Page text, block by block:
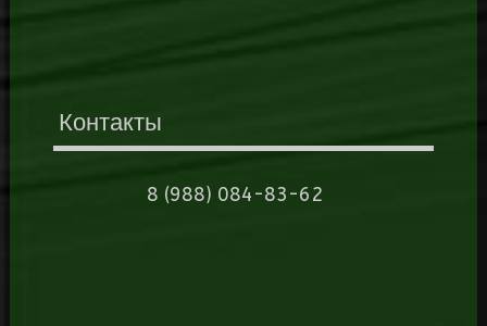
Контакты
8 (988) 084-83-62